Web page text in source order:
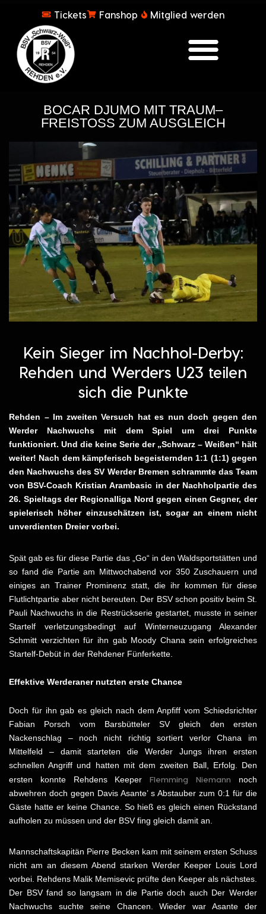
Tickets Fanshop Mitglied werden
BOCAR DJUMO MIT TRAUM–
FREISTOSS ZUM AUSGLEICH
Kein Sieger im Nachhol-Derby:
Rehden und Werders U23 teilen
sich die Punkte
Rehden – Im zweiten Versuch hat es nun doch gegen den
Werder Nachwuchs mit dem Spiel um drei Punkte
funktioniert. Und die keine Serie der „Schwarz – Weißen“ hält
weiter! Nach dem kämpferisch begeisternden 1:1 (1:1) gegen
den Nachwuchs des SV Werder Bremen schrammte das Team
von BSV-Coach Kristian Arambasic in der Nachholpartie des
26. Spieltags der Regionalliga Nord gegen einen Gegner, der
spielerisch höher einzuschätzen ist, sogar an einem nicht
unverdienten Dreier vorbei.
Spät gab es für diese Partie das „Go“ in den Waldsportstätten und
so fand die Partie am Mittwochabend vor 350 Zuschauern und
einiges an Trainer Prominenz statt, die ihr kommen für diese
Flutlichtpartie aber nicht bereuten. Der BSV schon positiv beim St.
Pauli Nachwuchs in die Restrückserie gestartet, musste in seiner
Startelf verletzungsbedingt auf Winterneuzugang Alexander
Schmitt verzichten für ihn gab Moody Chana sein erfolgreiches
Startelf-Debüt in der Rehdener Fünferkette.
Effektive Werderaner nutzten erste Chance
Doch für ihn gab es gleich nach dem Anpfiff vom Schiedsrichter
Fabian Porsch vom Barsbütteler SV gleich den ersten
Nackenschlag – noch nicht richtig sortiert verlor Chana im
Mittelfeld – damit starteten die Werder Jungs ihren ersten
schnellen Angriff und hatten mit dem zweiten Ball, Erfolg. Den
ersten konnte Rehdens KeeperFlemming Niemann noch
abwehren doch gegen Davis Asante’ s Abstauber zum 0:1 für die
Gäste hatte er keine Chance. So hieß es gleich einen Rückstand
aufholen zu müssen und der BSV fing gleich damit an.
Mannschaftskapitän Pierre Becken kam mit seinem ersten Schuss
nicht am an diesem Abend starken Werder Keeper Louis Lord
vorbei. Rehdens Malik Memisevic prüfte den Keeper als nächstes.
Der BSV fand so langsam in die Partie doch auch Der Werder
Nachwuchs suchte seine Chancen. Wieder war Asante der